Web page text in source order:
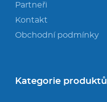
Partneři
Kontakt
Obchodní podmínky
Kategorie produktů